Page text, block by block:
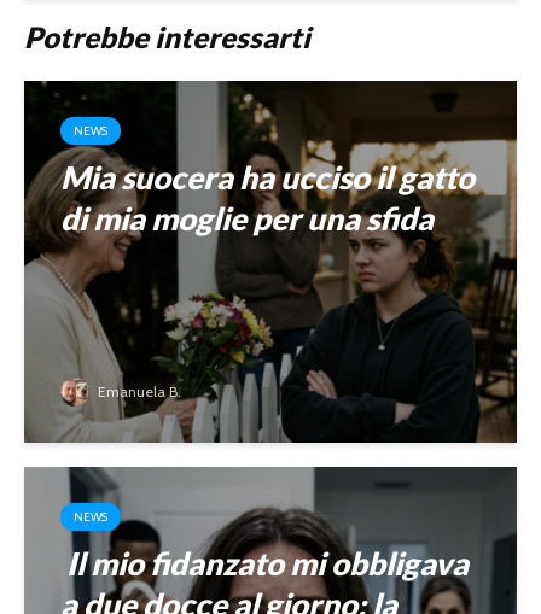
Potrebbe interessarti
NEWS
Mia suocera ha ucciso il gatto
di mia moglie per una sfida
Emanuela B.
NEWS
Il mio fidanzato mi obbligava
a due docce al giorno: la